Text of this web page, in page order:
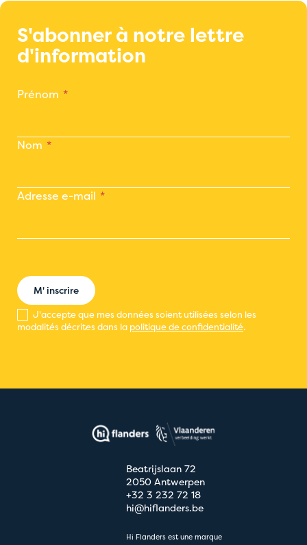
S'abonner à notre lettre
d'information
Prénom
Nom
Adresse e-mail
M' inscrire
J'accepte que mes données soient utilisées selon les
modalités décrites dans la politique de confidentialité.
Beatrijslaan 72
2050 Antwerpen
+32 3 232 72 18
hi@hiflanders.be
Hi Flanders est une marque